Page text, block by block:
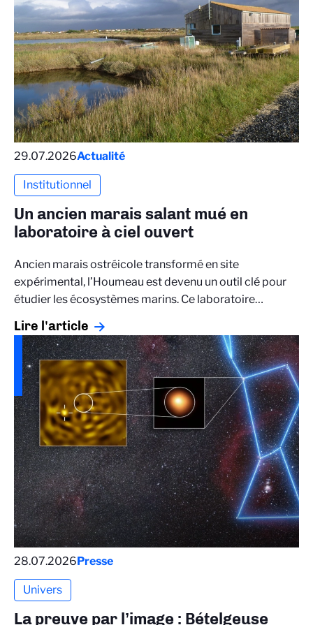
29.07.2026Actualité
Institutionnel
Un ancien marais salant mué en
laboratoire à ciel ouvert
Ancien marais ostréicole transformé en site
expérimental, l’Houmeau est devenu un outil clé pour
étudier les écosystèmes marins. Ce laboratoire…
Lire l'article
28.07.2026Presse
Univers
La preuve par l’image : Bételgeuse